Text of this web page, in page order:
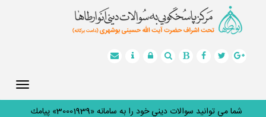
شما مي توانيد سوالات ديني خود را به سامانه «30001939» پيامك